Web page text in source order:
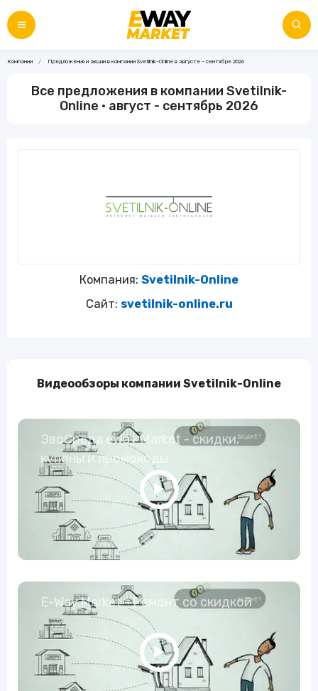
Компании Предложения и акции в компании Svetilnik-Online в августе - сентябре 2026
Все предложения в компании Svetilnik-
Online • август - сентябрь 2026
Компания: Svetilnik-Online
Сайт: svetilnik-online.ru
Видеообзоры компании Svetilnik-Online
ЭвоСреда eWay Market - скидки,
купоны и промокоды
E-Way.Market - Ремонт со скидкой